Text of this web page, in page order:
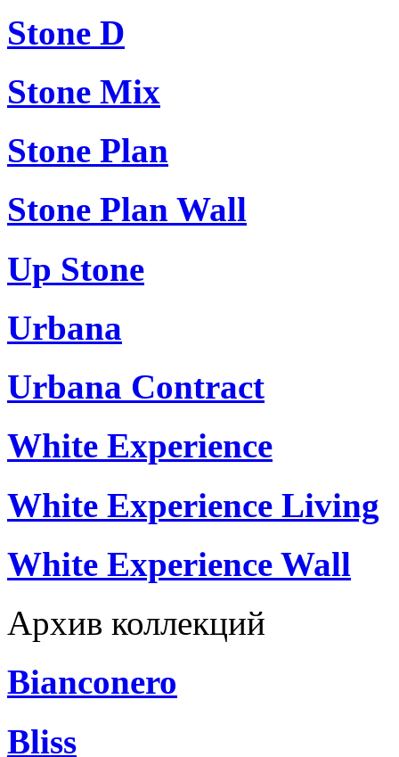
Stone D
Stone Mix
Stone Plan
Stone Plan Wall
Up Stone
Urbana
Urbana Contract
White Experience
White Experience Living
White Experience Wall
Архив коллекций
Bianconero
Bliss